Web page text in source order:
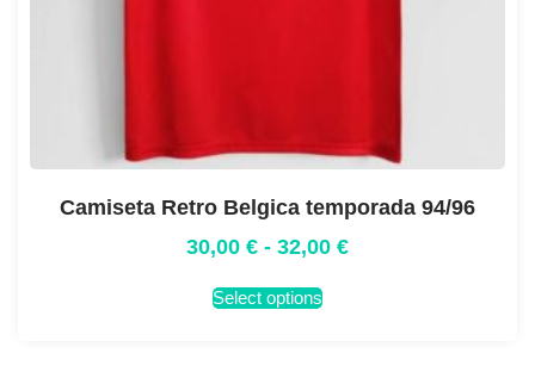
Camiseta Retro Belgica temporada 94/96
30,00 € - 32,00 €
Select options